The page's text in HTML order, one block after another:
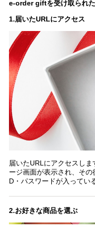
e-order giftを受け取られ
1.届いたURLにアクセス
届いたURLにアクセスし
ージ画面が表示され、そ
D・パスワードが入ってい
2.お好きな商品を選ぶ